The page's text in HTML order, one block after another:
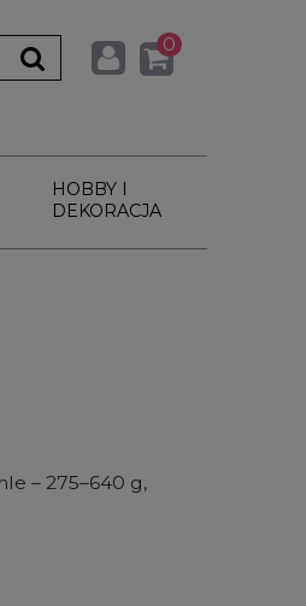
0
HOBBY I
DEKORACJA
– 275–640 g,